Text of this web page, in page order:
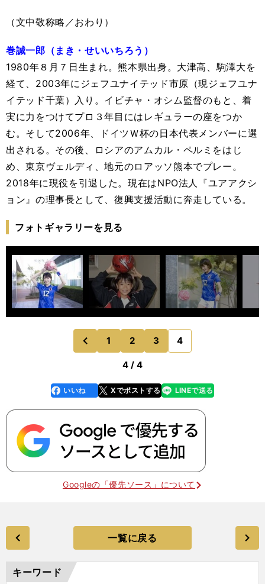
（文中敬称略／おわり）
巻誠一郎（まき・せいいちろう）
1980年８月７日生まれ。熊本県出身。大津高、駒澤大を
経て、2003年にジェフユナイテッド市原（現ジェフユナ
イテッド千葉）入り。イビチャ・オシム監督のもと、着
実に力をつけてプロ３年目にはレギュラーの座をつか
む。そして2006年、ドイツＷ杯の日本代表メンバーに選
出される。その後、ロシアのアムカル・ペルミをはじ
め、東京ヴェルディ、地元のロアッソ熊本でプレー。
2018年に現役を引退した。現在はNPO法人『ユアアクシ
ョン』の理事長として、復興支援活動に奔走している。
フォトギャラリーを見る
前
のページへ
1 2 3 4
4 / 4
faceboo
k
いいね Xでポストする
line LINEで送る
Googleの「優先ソース」について
一覧に戻る
キーワード